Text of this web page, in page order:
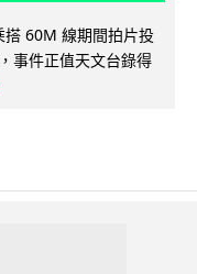
搭 60M 線期間拍片投
事件正值天文台錄得